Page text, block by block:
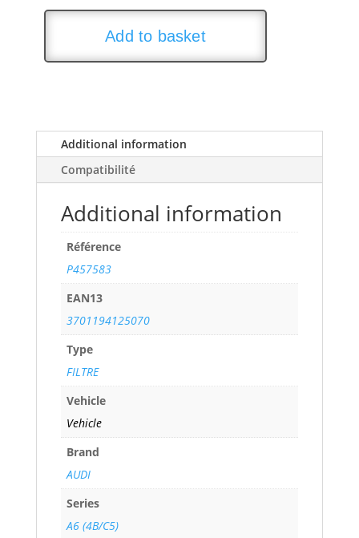
AUDI
1,9L
years
05/01>05/05
ref.
quantity
Add to basket
Additional information
Compatibilité
Additional information
Référence
P457583
EAN13
3701194125070
Type
FILTRE
Vehicle
Vehicle
Brand
AUDI
Series
A6 (4B/C5)